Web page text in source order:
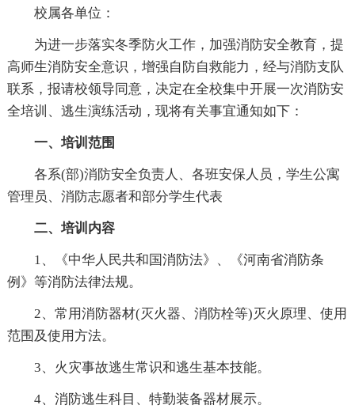
校属各单位：
为进一步落实冬季防火工作，加强消防安全教育，提
高师生消防安全意识，增强自防自救能力，经与消防支队
联系，报请校领导同意，决定在全校集中开展一次消防安
全培训、逃生演练活动，现将有关事宜通知如下：
一、培训范围
各系(部)消防安全负责人、各班安保人员，学生公寓
管理员、消防志愿者和部分学生代表
二、培训内容
1、《中华人民共和国消防法》、《河南省消防条
例》等消防法律法规。
2、常用消防器材(灭火器、消防栓等)灭火原理、使用
范围及使用方法。
3、火灾事故逃生常识和逃生基本技能。
4、消防逃生科目、特勤装备器材展示。